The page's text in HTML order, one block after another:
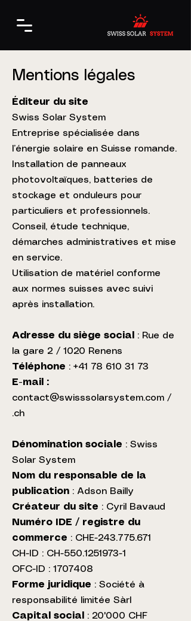
Mentions légales
Éditeur du site
Swiss Solar System
Entreprise spécialisée dans
l’énergie solaire en Suisse romande.
Installation de panneaux
photovoltaïques, batteries de
stockage et onduleurs pour
particuliers et professionnels.
Conseil, étude technique,
démarches administratives et mise
en service.
Utilisation de matériel conforme
aux normes suisses avec suivi
après installation.
Adresse du siège social : Rue de
la gare 2 / 1020 Renens
Téléphone : +41 78 610 31 73
E-mail :
contact@swisssolarsystem.com /
.ch
Dénomination sociale : Swiss
Solar System
Nom du responsable de la
publication : Adson Bailly
Créateur du site : Cyril Bavaud
Numéro IDE / registre du
commerce : CHE-243.775.671
CH-ID : CH-550.1251973-1
OFC-ID : 1707408
Forme juridique : Société à
responsabilité limitée Sàrl
Capital social : 20'000 CHF